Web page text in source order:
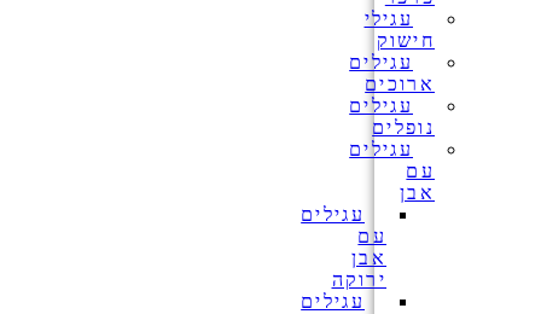
עגילי
חישוק
עגילים
ארוכים
עגילים
נופלים
עגילים
עם
אבן
עגילים
עם
אבן
ירוקה
עגילים